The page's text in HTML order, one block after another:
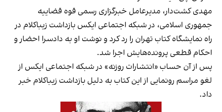
مهدی کشت‌دار، مدیرعامل خبرگزاری رسمی قوه قضاییه
جمهوری اسلامی، در شبکه اجتماعی ایکس بازداشت زیباکلام در
راه نمایشگاه کتاب تهران را رد کرد و نوشت او به دادسرا احضار و
احکام‌ قطعی پرونده‌هایش اجرا شد.
پس از آن حساب «انتشارات روزنه» در شبکه اجتماعی ایکس از
لغو مراسم رونمایی از این کتاب به دلیل بازداشت زیباکلام خبر
داد.